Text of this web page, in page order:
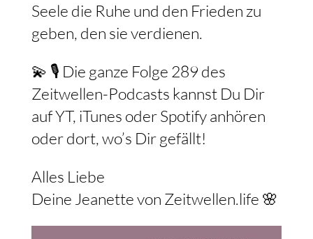
Seele die Ruhe und den Frieden zu
geben, den sie verdienen.
💫 🎙️ Die ganze Folge 289 des
Zeitwellen-Podcasts kannst Du Dir
auf YT, iTunes oder Spotify anhören
oder dort, wo’s Dir gefällt!
Alles Liebe
Deine Jeanette von Zeitwellen.life 🌸